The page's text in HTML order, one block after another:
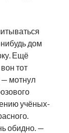
дом
Ещё
тот
— мотнул
учёных-
обидно. —